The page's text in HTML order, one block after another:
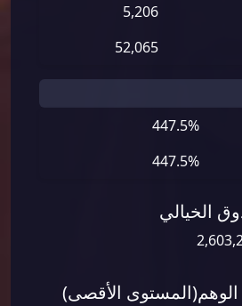
5,206
52,065
447.5%
447.5%
الخيالي
الوهم(المستوى الأقصى)